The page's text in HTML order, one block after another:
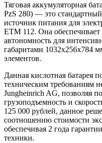
Тяговая аккумуляторная
PzS 280) — это
источник питания для
ETM 112. Она
автономность для
габаритами 1032x256x784
элементов.
Данная кислотная батарея
техническим требованиям
Jungheinrich AG, позволяя
грузоподъемность и
125 000 рублей, данное
соотношению стоимости
обеспечивая 2 года
техники.